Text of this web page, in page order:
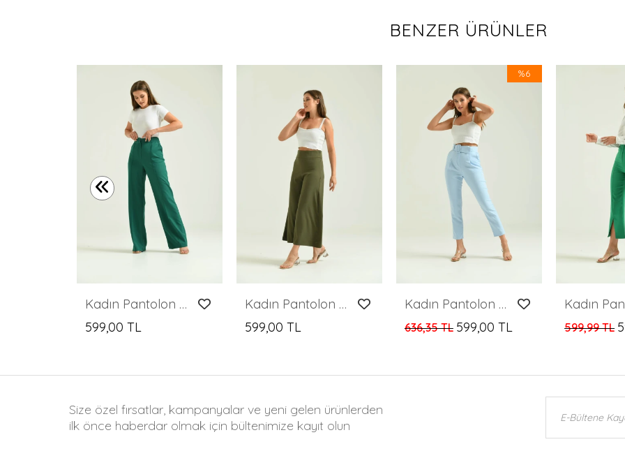
BENZER ÜRÜNLER
Kadın Pantolon Geniş Paça Likralı Cepli Düğmeli Kadın Pantolon Zümrüt - T019
599,00 TL
Kadın Pantolon Belden Lastikli Yandan Fermuarlı Cepsiz Etek Likralı Kadın Pantolon Haki - T020
599,00 TL
%6
Kadın Pantolon Kemer Detaylı Basic Kadın Pantolon Mavi - T018
636,35 TL 599,00 TL 599,99 TL
Size özel fırsatlar, kampanyalar ve yeni gelen ürünlerden
ilk önce haberdar olmak için bültenimize kayıt olun